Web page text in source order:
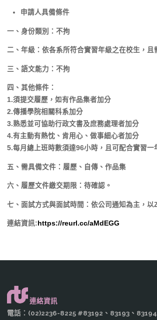
申請人具備條件
一、身份類別：不拘
二、年級：依各系所符合實習年級之在校生，且
三、語文能力：不拘
四、其他條件：
1.須提交履歷，如有作品集者加分
2.傳播學院相關科系加分
3.熟悉並可協助行政文書及庶務處理者加分
4.有主動有熱忱、肯用心、做事細心者加分
5.每月總上班時數須達96小時，且可配合實習一
五、需具備文件：履歷、自傳、作品集
六、履歷文件繳交期限：待確認。
七、面試方式與面試時間：依公司通知為主，以
連結資訊: https://reurl.cc/aMdEGG
連絡資訊
電話：(02)2236-8225 #83192、83193、83194